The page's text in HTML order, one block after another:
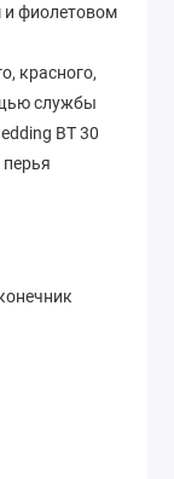
фиолетовом
красного,
службы
BT 30